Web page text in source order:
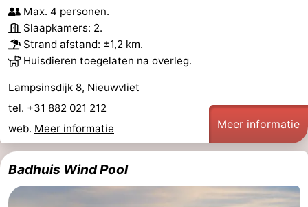
Max. 4 personen.
Slaapkamers: 2.
Strand afstand: ±1,2 km.
Huisdieren toegelaten na overleg.
Lampsinsdijk 8, Nieuwvliet
tel. +31 882 021 212
web. Meer informatie Meer informatie
Badhuis Wind Pool